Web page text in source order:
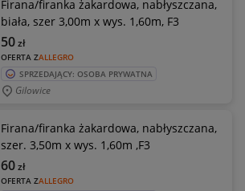
Firana/firanka żakardowa, nabłyszczana,
biała, szer 3,00m x wys. 1,60m, F3
OFERTA ZALLEGRO
50zł
SPRZEDAJĄCY: OSOBA PRYWATNA
Gilowice
Firana/firanka żakardowa, nabłyszczana,
szer. 3,50m x wys. 1,60m ,F3
OFERTA ZALLEGRO
60zł